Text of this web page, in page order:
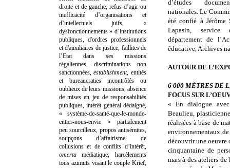
d’études
nationales. Le
été confié à Jérôme
Lapasin, service
département de
éducative, Archives
AUTOUR DE
6 000 MÈTRES DE
FOCUS SUR
« En dialogue
Beaulieu,
réalisées à base de
environnementaux
découvrir une oeuvre
cinquantaine de
mars à des ateliers
droite et de gauche, refus d’agir ou
inefficacité d’organisations et
d’intellectuels juifs, «
dysfonctionnements » d’institutions
publiques, d'ordres professionnels
et d'auxiliaires de justice, faillites de
l’Etat dans ses missions
régaliennes, discriminations non
sanctionnées,establishment, entités
et bureaucraties incontrôlés ou
oublieux de leurs missions, absence
de mises en jeu de responsabilités
publiques, intérêt général dédaigné,
« système-de-santé-que-le-monde-
entier-nous-envie » partialement
peu sourcilleux, propos antisémites,
soupçons d’affairisme, de
collusions et de conflits d’intérêt,
omertamédiatique, harcèlements
tous azimuts visant le couple Krief,